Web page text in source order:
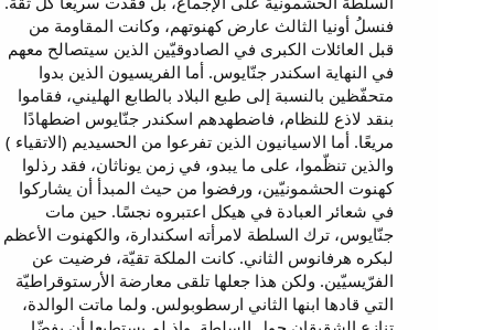
فنسلُ أونيا الثالث عارض كهنوتهم، وكانت المقاومة من
قبل العائلات الكبرى في الصادوقيّين الذين سيتصالح معهم
في النهاية اسكندر جنّايوس. أما الفريسيون الذين بدوا
متحفّظين بالنسبة إلى طبع البلاد بالطابع الهليني، فقاموا
بنقد لاذع للنظام، فاضطهدهم اسكندر جنّايوس اضطهادًا
مريعًا. أما الاسيانيون الذين تفرعوا من الحسيديم (الاتقياء )
والذين تنظّموا، على ما يبدو، في زمن يوناثان، فقد رذلوا
كهنوت الحشمونيّين، ورفضوا من حيث المبدأ أن يشاركوا
في شعائر العبادة في هيكل اعتبروه نجسًا. حين مات
جنّايوس، ترك السلطة لامرأته اسكندارة، والكهنوت الأعظم
لبكره هرفانوس الثاني. كانت الملكة تقيّة، فرضيت عن
الفرّيسيّين. ولكن هذا جعلها تلقى معارضة الأرستوقراطيّة
التي قادها ابنها الثاني ارسطوبولس. ولما ماتت الوالدة،